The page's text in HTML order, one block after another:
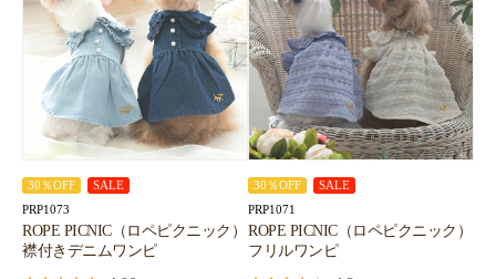
30％OFF SALE
PRP1073
ROPE PICNIC（ロペピクニック）
襟付きデニムワンピ
30％OFF SALE
PRP1071
ROPE PICNIC（ロペピクニック）
フリルワンピ